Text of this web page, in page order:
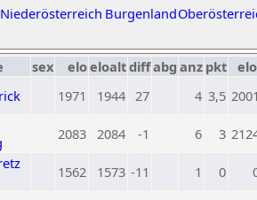
Niederösterreich Burgenland
sex eloeloaltdiffabg anz pkt
1971 1944 27 4 3,5
2083 2084 -1 6 3
1562 1573 -11 1 0